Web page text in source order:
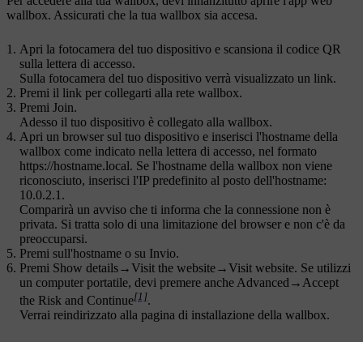
wallbox. Assicurati che la tua wallbox sia accesa.
Apri la fotocamera del tuo dispositivo e scansiona il codice QR
sulla lettera di accesso.
Sulla fotocamera del tuo dispositivo verrà visualizzato un link.
Premi il link per collegarti alla rete wallbox.
Premi Join.
Adesso il tuo dispositivo è collegato alla wallbox.
Apri un browser sul tuo dispositivo e inserisci l'hostname della
wallbox come indicato nella lettera di accesso, nel formato
https://hostname.local. Se l'hostname della wallbox non viene
riconosciuto, inserisci l'IP predefinito al posto dell'hostname:
10.0.2.1.
Comparirà un avviso che ti informa che la connessione non è
privata. Si tratta solo di una limitazione del browser e non c'è da
preoccuparsi.
Premi sull'hostname o su Invio.
Premi Show details→Visit the website→Visit website. Se utilizzi
un computer portatile, devi premere anche Advanced → Accept
the Risk and Continue[1].
Verrai reindirizzato alla pagina di installazione della wallbox.